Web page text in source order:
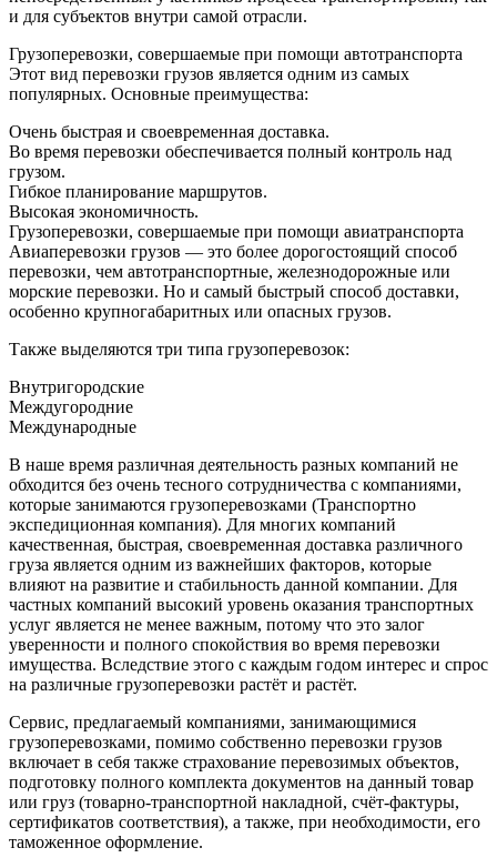
и для субъектов внутри самой отрасли.
Грузоперевозки, совершаемые при помощи автотранспорта
Этот вид перевозки грузов является одним из самых
популярных. Основные преимущества:
Очень быстрая и своевременная доставка.
Во время перевозки обеспечивается полный контроль над
грузом.
Гибкое планирование маршрутов.
Высокая экономичность.
Грузоперевозки, совершаемые при помощи авиатранспорта
Авиаперевозки грузов — это более дорогостоящий способ
перевозки, чем автотранспортные, железнодорожные или
морские перевозки. Но и самый быстрый способ доставки,
особенно крупногабаритных или опасных грузов.
Также выделяются три типа грузоперевозок:
Внутригородские
Междугородние
Международные
В наше время различная деятельность разных компаний не
обходится без очень тесного сотрудничества с компаниями,
которые занимаются грузоперевозками (Транспортно
экспедиционная компания). Для многих компаний
качественная, быстрая, своевременная доставка различного
груза является одним из важнейших факторов, которые
влияют на развитие и стабильность данной компании. Для
частных компаний высокий уровень оказания транспортных
услуг является не менее важным, потому что это залог
уверенности и полного спокойствия во время перевозки
имущества. Вследствие этого с каждым годом интерес и спрос
на различные грузоперевозки растёт и растёт.
Сервис, предлагаемый компаниями, занимающимися
грузоперевозками, помимо собственно перевозки грузов
включает в себя также страхование перевозимых объектов,
подготовку полного комплекта документов на данный товар
или груз (товарно-транспортной накладной, счёт-фактуры,
сертификатов соответствия), а также, при необходимости, его
таможенное оформление.